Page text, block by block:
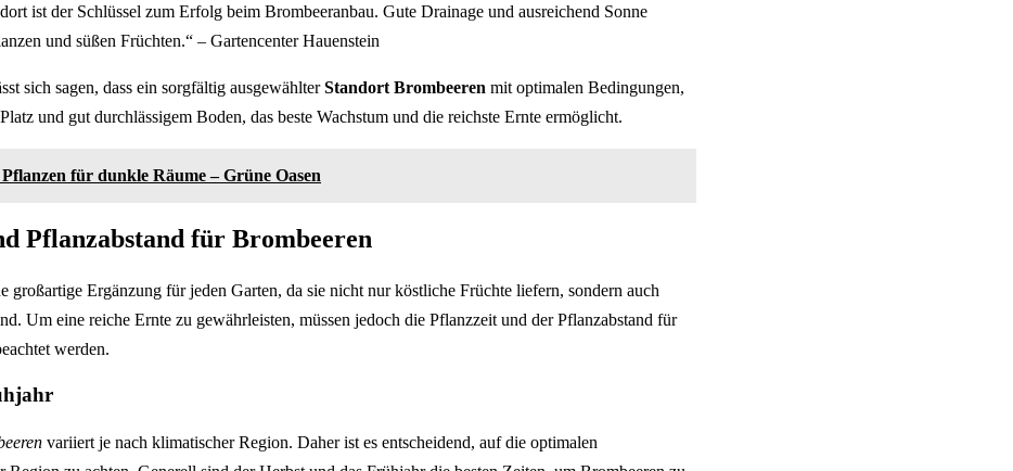
ist der Schlüssel zum Erfolg beim Brombeeranbau. Gute Drainage und ausreichend Sonne
und süßen Früchten.“ – Gartencenter Hauenstein
sich sagen, dass ein sorgfältig ausgewählterStandort Brombeeren mit optimalen Bedingungen,
und gut durchlässigem Boden, das beste Wachstum und die reichste Ernte ermöglicht.
für dunkle Räume – Grüne Oasen
Pflanzabstand für Brombeeren
großartige Ergänzung für jeden Garten, da sie nicht nur köstliche Früchte liefern, sondern auch
Um eine reiche Ernte zu gewährleisten, müssen jedoch die Pflanzzeit und der Pflanzabstand für
werden.
variiert je nach klimatischer Region. Daher ist es entscheidend, auf die optimalen